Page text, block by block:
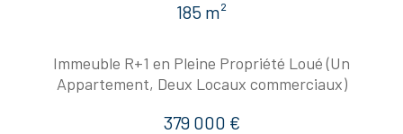
185 m²
Immeuble R+1 en Pleine Propriété Loué (Un
Appartement, Deux Locaux commerciaux)
379 000 €